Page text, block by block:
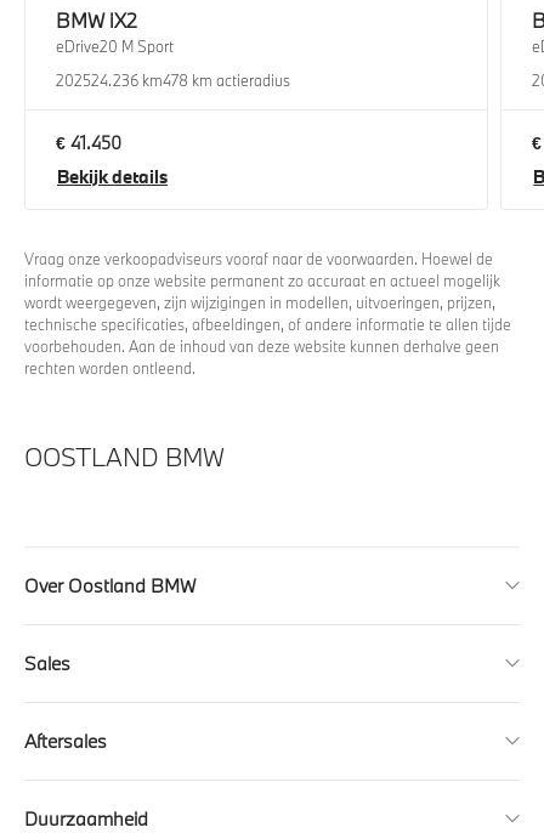
BMW iX2
eDrive20 M Sport
202524.236 km478 km actieradius
€ 41.450
Bekijk details
Vraag onze verkoopadviseurs vooraf naar de voorwaarden. Hoewel de
informatie op onze website permanent zo accuraat en actueel mogelijk
wordt weergegeven, zijn wijzigingen in modellen, uitvoeringen, prijzen,
technische specificaties, afbeeldingen, of andere informatie te allen tijde
voorbehouden. Aan de inhoud van deze website kunnen derhalve geen
rechten worden ontleend.
OOSTLAND BMW
Over Oostland BMW
Sales
Aftersales
Duurzaamheid